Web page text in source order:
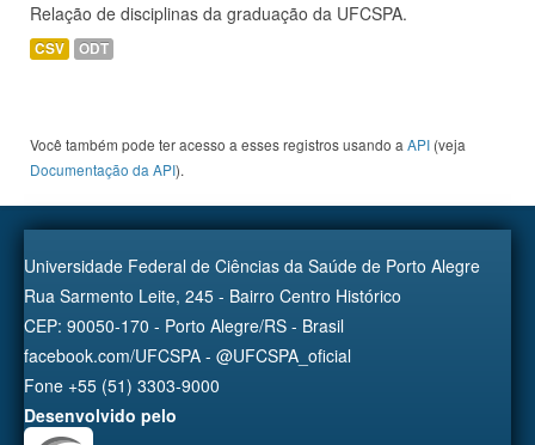
Relação de disciplinas da graduação da UFCSPA.
CSV ODT
Você também pode ter acesso a esses registros usando a API (veja
Documentação da API).
Universidade Federal de Ciências da Saúde de Porto Alegre
Rua Sarmento Leite, 245 - Bairro Centro Histórico
CEP: 90050-170 - Porto Alegre/RS - Brasil
facebook.com/UFCSPA - @UFCSPA_oficial
Fone +55 (51) 3303-9000
Desenvolvido pelo